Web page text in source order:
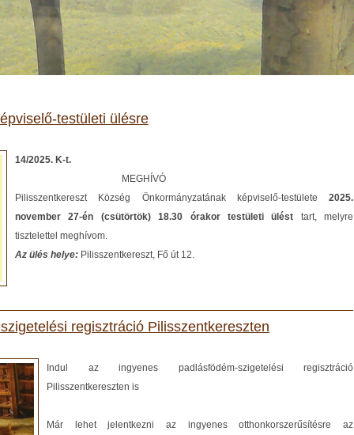
testületi ülésre
14/2025. K-t.
MEGHÍVÓ
Pilisszentkereszt Község Önkormányzatának képviselő-testülete 2025.
november 27-én (csütörtök) 18.30 órakor testületi ülést tart, melyre
tisztelettel meghívom.
Az ülés helye: Pilisszentkereszt, Fő út 12.
regisztráció Pilisszentkereszten
Indul az ingyenes padlásfödém-szigetelési regisztráció
Pilisszentkereszten is
Már lehet jelentkezni az ingyenes otthonkorszerűsítésre az